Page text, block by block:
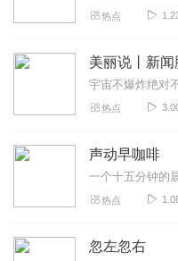
热点
美丽说丨新
热点
声动早咖啡
热点
忽左忽右